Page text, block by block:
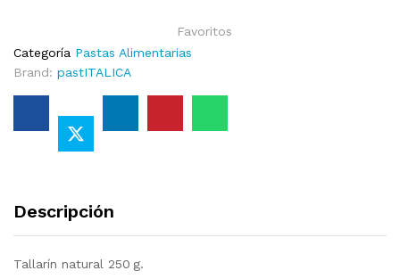
í
n
n
t
0
Favoritos
Categoría Pastas Alimentarias
Brand: pastITALICA
Descripción
Tallarín natural 250 g.